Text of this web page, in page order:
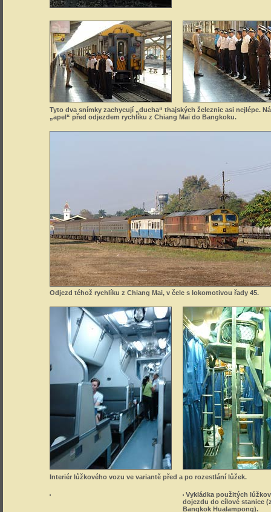
Tyto dva snímky zachycují „ducha“ thajských železnic asi nejlépe.
„apel“ před odjezdem rychlíku z Chiang Mai do Bangkoku.
Odjezd téhož rychlíku z Chiang Mai, v čele s lokomotivou řady 45.
Interiér lůžkového vozu ve variantě před a po rozestlání lůžek.
Vykládka použitých
dojezdu do cílové stanice
Bangkok Hualampong).